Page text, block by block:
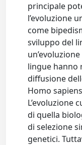
principale
l’evoluzione
come
sviluppo del
lingue hanno
diffusione
Homo
L’evoluzione
di quella
di selezione
genetici.